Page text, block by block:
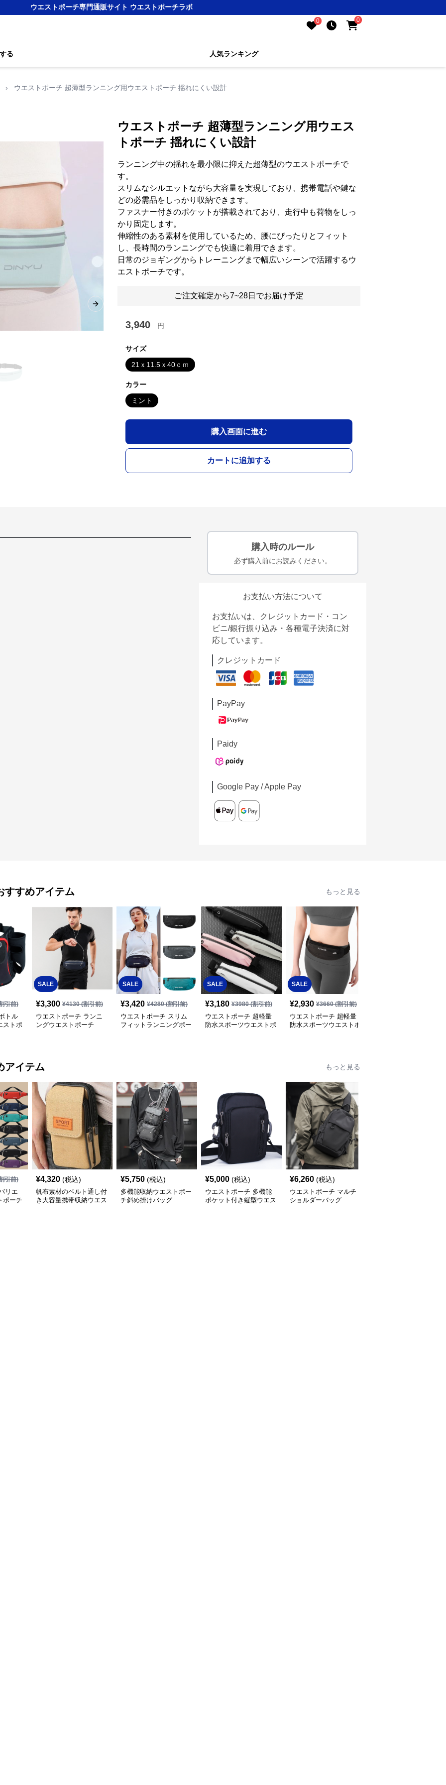
ウエストポーチ専門通販サイト ウエストポーチラボ
0 0
る 人気ランキング
› ウエストポーチ 超薄型ランニング用ウエストポーチ 揺れにくい設計
Next slide
ウエストポーチ 超薄型ランニング用ウエス
トポーチ 揺れにくい設計
ランニング中の揺れを最小限に抑えた超薄型のウエストポーチで
す。
スリムなシルエットながら大容量を実現しており、携帯電話や鍵な
どの必需品をしっかり収納できます。
ファスナー付きのポケットが搭載されており、走行中も荷物をしっ
かり固定します。
伸縮性のある素材を使用しているため、腰にぴったりとフィット
し、長時間のランニングでも快適に着用できます。
日常のジョギングからトレーニングまで幅広いシーンで活躍するウ
エストポーチです。
ご注文確定から7~28日でお届け予定
3,940 円
サイズ
21ｘ11.5ｘ40ｃｍ
カラー
ミント
購入画面に進む
カートに追加する
購入時のルール
必ず購入前にお読みください。
お支払い方法について
お支払いは、クレジットカード・コン
ビニ/銀行振り込み・各種電子決済に対
応しています。
クレジットカード
PayPay
Paidy
Google Pay / Apple Pay
すすめアイテム もっと見る
引前)
トル
ストポ
SALE
¥3,300 ¥4130(割引前)
ウエストポーチ ランニ
ングウエストポーチ
SALE
¥3,420 ¥4280(割引前)
ウエストポーチ スリム
フィットランニングポー
SALE
¥3,180 ¥3980(割引前)
ウエストポーチ 超軽量
防水スポーツウエストポ
SALE
¥2,930 ¥3660(割引前)
ウエストポーチ 超軽量
防水スポーツウエストポ
アイテム もっと見る
引前)
リエ
ポーチ
¥4,320 (税込)
帆布素材のベルト通し付
き大容量携帯収納ウエス
¥5,750 (税込)
多機能収納ウエストポー
チ斜め掛けバッグ
¥5,000 (税込)
ウエストポーチ 多機能
ポケット付き縦型ウエス
¥6,260 (税込)
ウエストポーチ マルチ
ショルダーバッグ